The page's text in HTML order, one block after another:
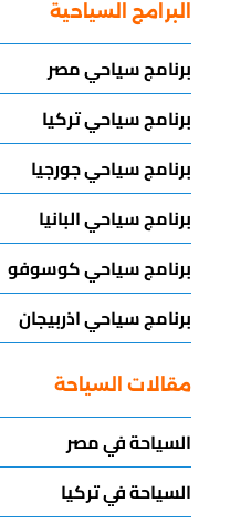
البرامج السياحية
برنامج سياحي مصر
برنامج سياحي تركيا
برنامج سياحي جورجيا
برنامج سياحي البانيا
برنامج سياحي كوسوفو
برنامج سياحي اذربيجان
مقالات السياحة
السياحة في مصر
السياحة في تركيا